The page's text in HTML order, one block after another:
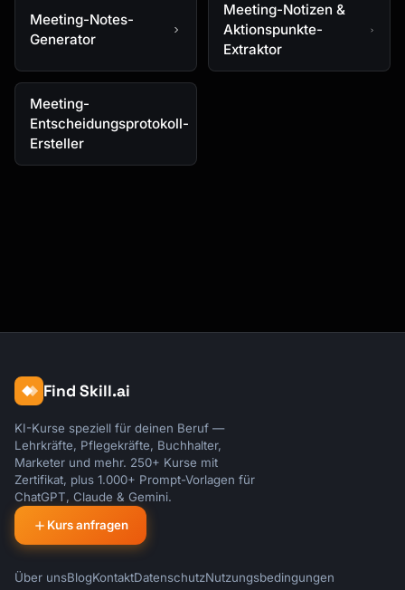
Meeting-Notes-
Generator
Meeting-Notizen &
Aktionspunkte-
Extraktor
Meeting-
Entscheidungsprotokoll-
Ersteller
Find Skill.ai
KI-Kurse speziell für deinen Beruf —
Lehrkräfte, Pflegekräfte, Buchhalter,
Marketer und mehr. 250+ Kurse mit
Zertifikat, plus 1.000+ Prompt-Vorlagen für
ChatGPT, Claude & Gemini.
Kurs anfragen
Über unsBlogKontaktDatenschutzNutzungsbedingungen